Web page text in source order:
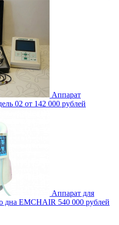
Аппарат
02 от 142 000 рублей
Аппарат для
дна EMCHAIR 540 000 рублей